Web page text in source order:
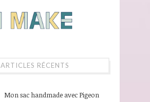
ARTICLES RÉCENTS
Mon sac handmade avec Pigeon